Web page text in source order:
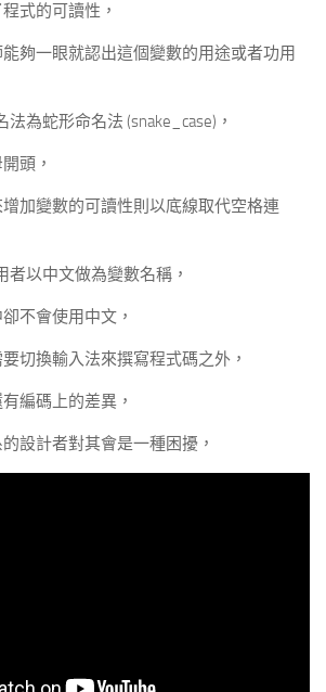
式的可讀性，
夠一眼就認出這個變數的用途或者功用
為蛇形命名法 (snake_case)，
頭，
加變數的可讀性則以底線取代空格連
者以中文做為變數名稱，
不會使用中文，
切換輸入法來撰寫程式碼之外，
編碼上的差異，
設計者對其會是一種困擾，